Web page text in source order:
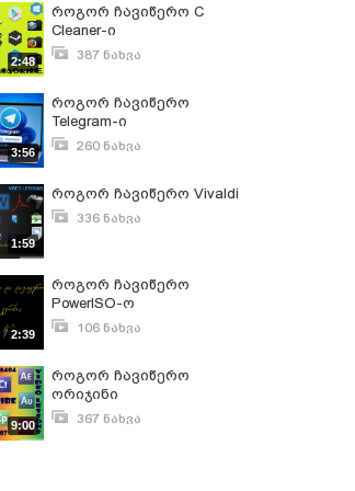
12
როგორ დავაყენო
Affinity-ი
2:48
როგორ ჩავიწერო C
Cleaner-ი
387 ნახვა
3:56
როგორ ჩავიწერო
Telegram-ი
260 ნახვა
1:59
როგორ ჩავიწერო Vivaldi
336 ნახვა
2:39
როგორ ჩავიწერო
PowerISO-ო
106 ნახვა
9:00
როგორ ჩავიწერო
ორიჯინი
367 ნახვა